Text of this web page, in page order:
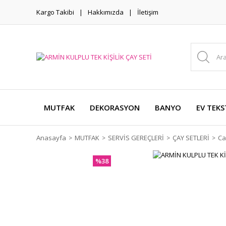
Kargo Takibi Hakkımızda İletişim
MUTFAK DEKORASYON BANYO EV
Anasayfa MUTFAK SERVİS GEREÇLERİ ÇAY SETLERİ
%38